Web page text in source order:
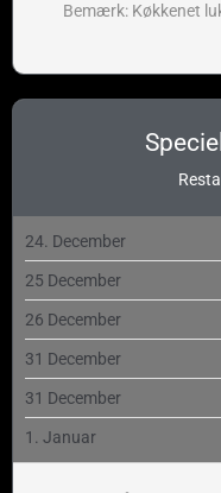
Bemærk: Køkkenet
24. December
25 December
26 December
31 December
31 December
1. Januar